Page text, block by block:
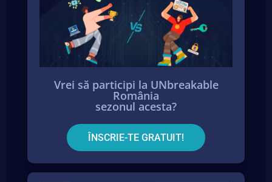
Vrei să participi la UNbreakable
România
sezonul acesta?
ÎNSCRIE-TE GRATUIT!